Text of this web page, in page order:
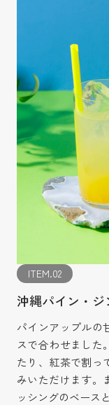
ITEM.02
沖縄パイン・
パインアップルの
スで合わせました
たり、紅茶で割っ
みいただけます。
ッシングのベース